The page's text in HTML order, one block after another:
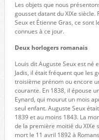
Les objets que nous
gousset datant du XIXe
Seux et Étienne Gras, ce sont
connues à ce jour.
Deux horlogers romanais
Louis dit Auguste Seux est né
Jadis, il était fréquent que les
troisième prénom ou encore
courante. En 1838, il épouse
Eynard, qui mourut un mois
seul enfant. Auguste Seux
1839 et au moins 1843. La
de la première moitié du XIXe
mort le 11 avril 1892 à